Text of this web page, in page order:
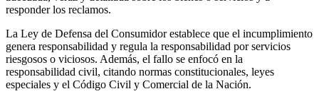
responder los reclamos.
La Ley de Defensa del Consumidor establece que el incumplimiento
genera responsabilidad y regula la responsabilidad por servicios
riesgosos o viciosos. Además, el fallo se enfocó en la
responsabilidad civil, citando normas constitucionales, leyes
especiales y el Código Civil y Comercial de la Nación.